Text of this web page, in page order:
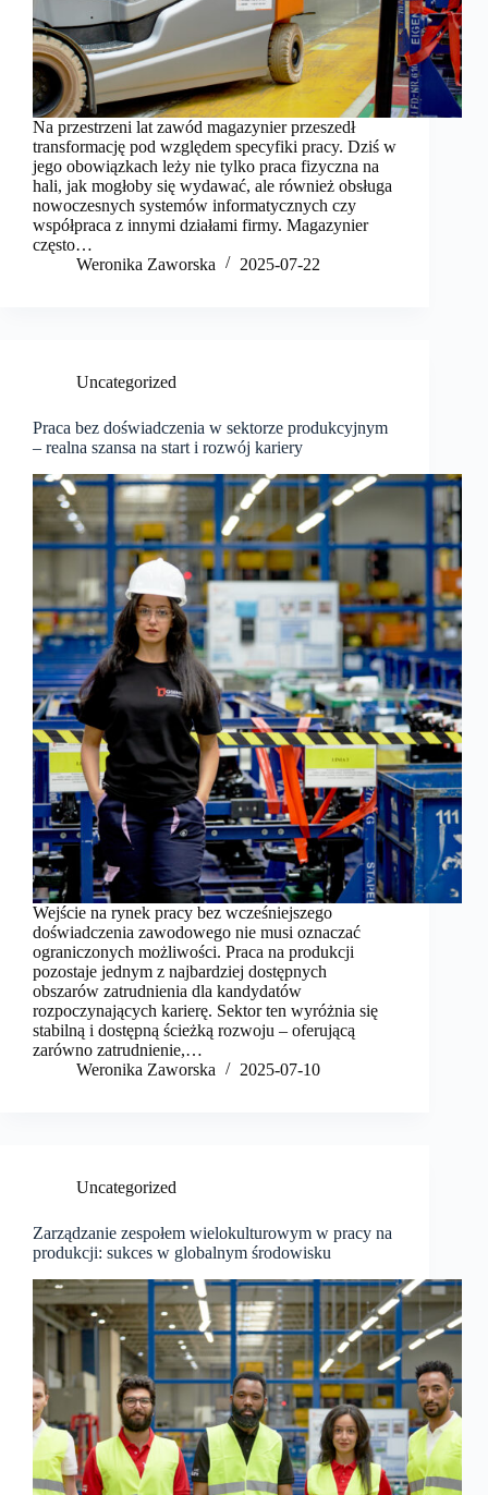
Na przestrzeni lat zawód magazynier przeszedł
transformację pod względem specyfiki pracy. Dziś w
jego obowiązkach leży nie tylko praca fizyczna na
hali, jak mogłoby się wydawać, ale również obsługa
nowoczesnych systemów informatycznych czy
współpraca z innymi działami firmy. Magazynier
często…
Weronika Zaworska
2025-07-22
Uncategorized
Praca bez doświadczenia w sektorze produkcyjnym
– realna szansa na start i rozwój kariery
Wejście na rynek pracy bez wcześniejszego
doświadczenia zawodowego nie musi oznaczać
ograniczonych możliwości. Praca na produkcji
pozostaje jednym z najbardziej dostępnych
obszarów zatrudnienia dla kandydatów
rozpoczynających karierę. Sektor ten wyróżnia się
stabilną i dostępną ścieżką rozwoju – oferującą
zarówno zatrudnienie,…
Weronika Zaworska
2025-07-10
Uncategorized
Zarządzanie zespołem wielokulturowym w pracy na
produkcji: sukces w globalnym środowisku